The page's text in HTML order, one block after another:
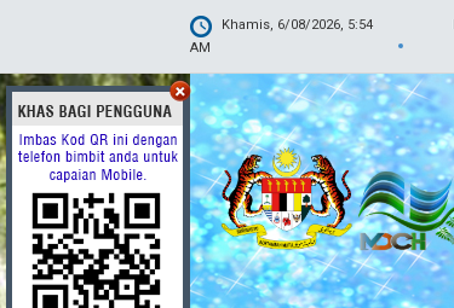
Khamis, 6/08/2026, 5:54
AM